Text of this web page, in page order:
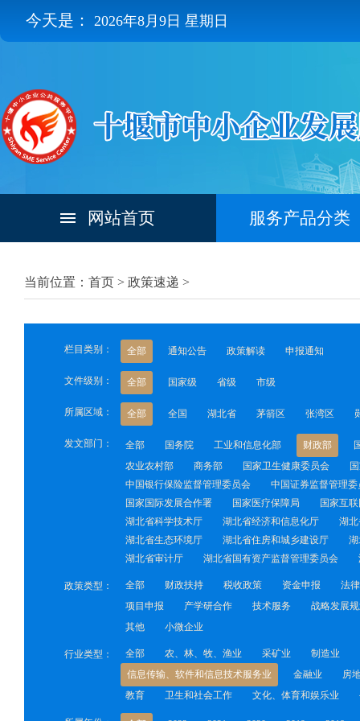
今天是： 2026年8月9日 星期日
网站首页 服务产品分类
当前位置：首页 > 政策速递 >
栏目类别： 全部 通知公告 政策解读 申报通知
文件级别： 全部 国家级 省级 市级
所属区域： 全部 全国 湖北省 茅箭区 张湾区
发文部门： 全部 国务院 工业和信息化部 财政部
农业农村部
商务部 国家卫生健康委员会
中国银行保险监督管理委员会
中国证券监督管理委
国家国际发展合作署
国家医疗保障局
国家互
湖北省科学技术厅
湖北省经济和信息化厅
湖
湖北省生态环境厅
湖北省住房和城乡建设厅
湖北省审计厅
湖北省国有资产监督管理委员会
政策类型： 全部 财政扶持 税收政策 资金申报
法
项目申报
产学研合作 技术服务
战略发展
其他
小微企业
行业类型： 全部 农、林、牧、渔业 采矿业
制造业
信息传输、软件和信息技术服务业
金融业
房
教育
卫生和社会工作 文化、体育和娱乐业